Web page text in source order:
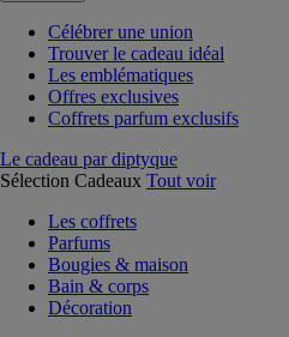
Célébrer une union
Trouver le cadeau idéal
Les emblématiques
Offres exclusives
Coffrets parfum exclusifs
Le cadeau par diptyque
Sélection Cadeaux Tout voir
Les coffrets
Parfums
Bougies & maison
Bain & corps
Décoration